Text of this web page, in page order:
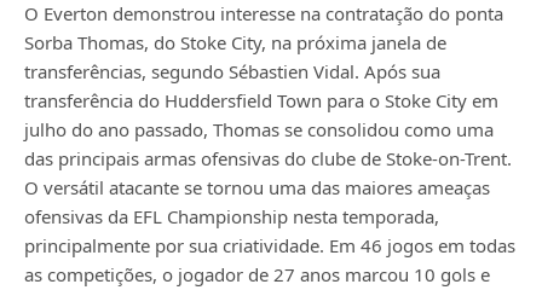
O Everton demonstrou interesse na contratação do ponta
Sorba Thomas, do Stoke City, na próxima janela de
transferências, segundo Sébastien Vidal. Após sua
transferência do Huddersfield Town para o Stoke City em
julho do ano passado, Thomas se consolidou como uma
das principais armas ofensivas do clube de Stoke-on-Trent.
O versátil atacante se tornou uma das maiores ameaças
ofensivas da EFL Championship nesta temporada,
principalmente por sua criatividade. Em 46 jogos em todas
as competições, o jogador de 27 anos marcou 10 gols e